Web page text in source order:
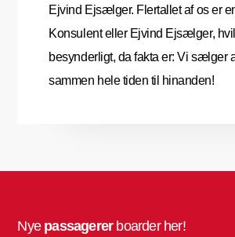
Ejvind Ejsælger. Flertallet af os er
Konsulent eller Ejvind Ejsælger,
besynderligt, da fakta er: Vi sælger
sammen hele tiden til hinanden!
Nye passagererboarder her!